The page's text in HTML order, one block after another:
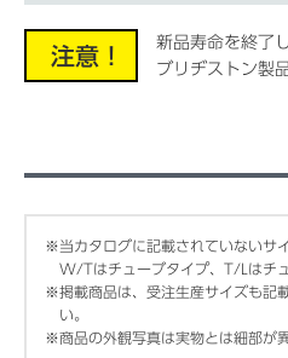
注意！
新品寿命を終了
ブリヂストン製
※当カタログに記載されていないサ
W/Tはチューブタイプ、T/Lはチ
※掲載商品は、受注生産サイズも記
い。
※商品の外観写真は実物とは細部が